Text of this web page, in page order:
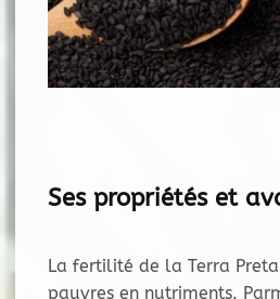
Ses propriétés et
La fertilité de la Terra
pauvres en nutriments.